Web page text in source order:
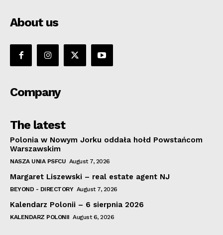
About us
Company
The latest
Polonia w Nowym Jorku oddała hołd Powstańcom
Warszawskim
NASZA UNIA PSFCU August 7, 2026
Margaret Liszewski – real estate agent NJ
BEYOND - DIRECTORY August 7, 2026
Kalendarz Polonii – 6 sierpnia 2026
KALENDARZ POLONII August 6, 2026